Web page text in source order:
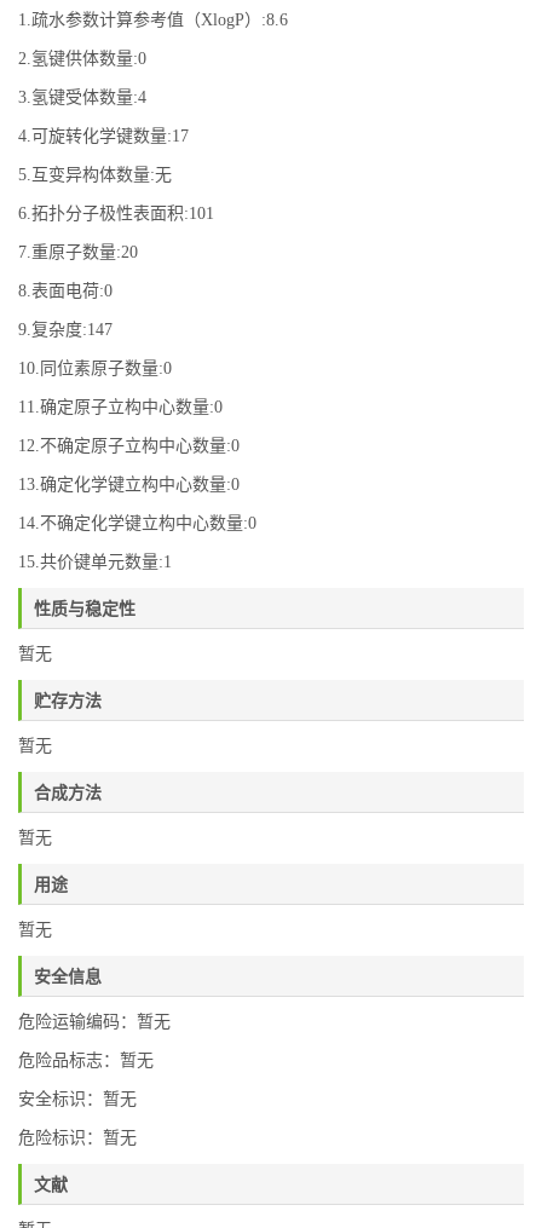
1.疏水参数计算参考值（XlogP）:8.6
2.氢键供体数量:0
3.氢键受体数量:4
4.可旋转化学键数量:17
5.互变异构体数量:无
6.拓扑分子极性表面积:101
7.重原子数量:20
8.表面电荷:0
9.复杂度:147
10.同位素原子数量:0
11.确定原子立构中心数量:0
12.不确定原子立构中心数量:0
13.确定化学键立构中心数量:0
14.不确定化学键立构中心数量:0
15.共价键单元数量:1
性质与稳定性
暂无
贮存方法
暂无
合成方法
暂无
用途
暂无
安全信息
危险运输编码：暂无
危险品标志：暂无
安全标识：暂无
危险标识：暂无
文献